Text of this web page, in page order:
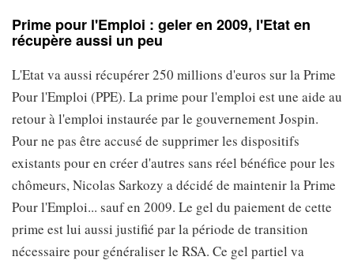
Prime pour l'Emploi : geler en 2009, l'Etat en
récupère aussi un peu
L'Etat va aussi récupérer 250 millions d'euros sur la Prime
Pour l'Emploi (PPE). La prime pour l'emploi est une aide au
retour à l'emploi instaurée par le gouvernement Jospin.
Pour ne pas être accusé de supprimer les dispositifs
existants pour en créer d'autres sans réel bénéfice pour les
chômeurs, Nicolas Sarkozy a décidé de maintenir la Prime
Pour l'Emploi... sauf en 2009. Le gel du paiement de cette
prime est lui aussi justifié par la période de transition
nécessaire pour généraliser le RSA. Ce gel partiel va